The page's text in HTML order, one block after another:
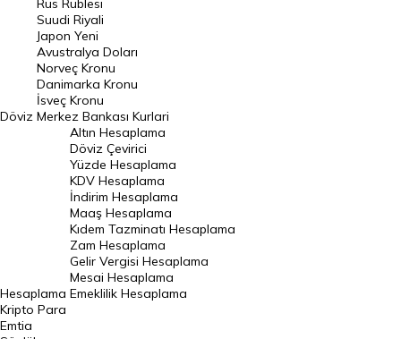
Avustralya Doları
Danimarka Kronu Kuru
Kanada Doları Kuru
Norveç Kronu Kuru
İsveç Kronu Kuru
Japon Yeni Kuru
Serbest Piyasa Döviz Kurları
Merkez Bankası Döviz Kurları
Altın Fiyatları
Gram Altın Fiyatı
Döviz
Rus Rublesi
Suudi Riyali
Japon Yeni
Avustralya Doları
Norveç Kronu
Danimarka Kronu
İsveç Kronu
Merkez Bankası Kurlari
Hesaplama
Altın Hesaplama
Döviz Çevirici
Yüzde Hesaplama
KDV Hesaplama
İndirim Hesaplama
Maaş Hesaplama
Kıdem Tazminatı Hesaplama
Zam Hesaplama
Gelir Vergisi Hesaplama
Mesai Hesaplama
Emeklilik Hesaplama
Kripto Para
Emtia